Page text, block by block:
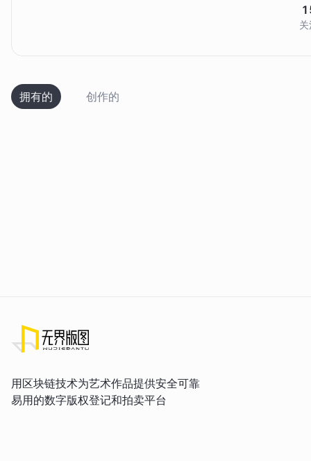
拥有的 创作的
用区块链技术为艺术作品提供安全可靠
易用的数字版权登记和拍卖平台